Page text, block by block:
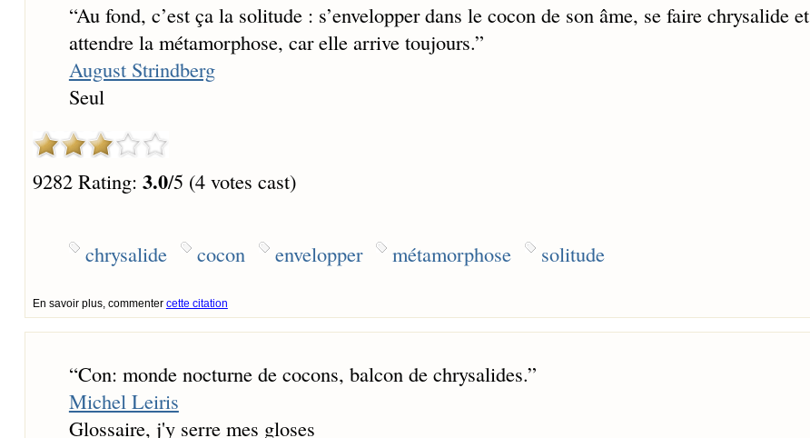
“Au fond, c’est ça la solitude : s’envelopper dans le cocon de son âme, se faire chrysalide et
attendre la métamorphose, car elle arrive toujours.”
August Strindberg
Seul
9282 Rating: 3.0/5 (4 votes cast)
chrysalide cocon envelopper métamorphose solitude
En savoir plus, commenter cette citation
“Con: monde nocturne de cocons, balcon de chrysalides.”
Michel Leiris
Glossaire, j'y serre mes gloses